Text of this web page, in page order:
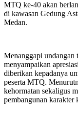
MTQ ke-40 akan
di kawasan Gedung
Medan.
Menanggapi
menyampaikan
diberikan kepadanya
peserta MTQ.
kehormatan sekaligus
pembangunan karakter